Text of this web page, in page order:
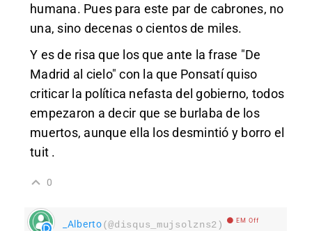
humana. Pues para este par de cabrones, no
una, sino decenas o cientos de miles.
Y es de risa que los que ante la frase "De
Madrid al cielo" con la que Ponsatí quiso
criticar la política nefasta del gobierno, todos
empezaron a decir que se burlaba de los
muertos, aunque ella los desmintió y borro el
tuit .
0
_Alberto(@disqus_mujsolzns2) EM Off